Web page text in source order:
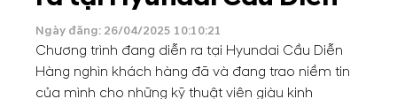
Ngày đăng: 26/04/2025 10:10:21
Chương trình đang diễn ra tại Hyundai Cầu Diễn
Hàng nghìn khách hàng đã và đang trao niềm tin
của mình cho những kỹ thuật viên giàu kinh